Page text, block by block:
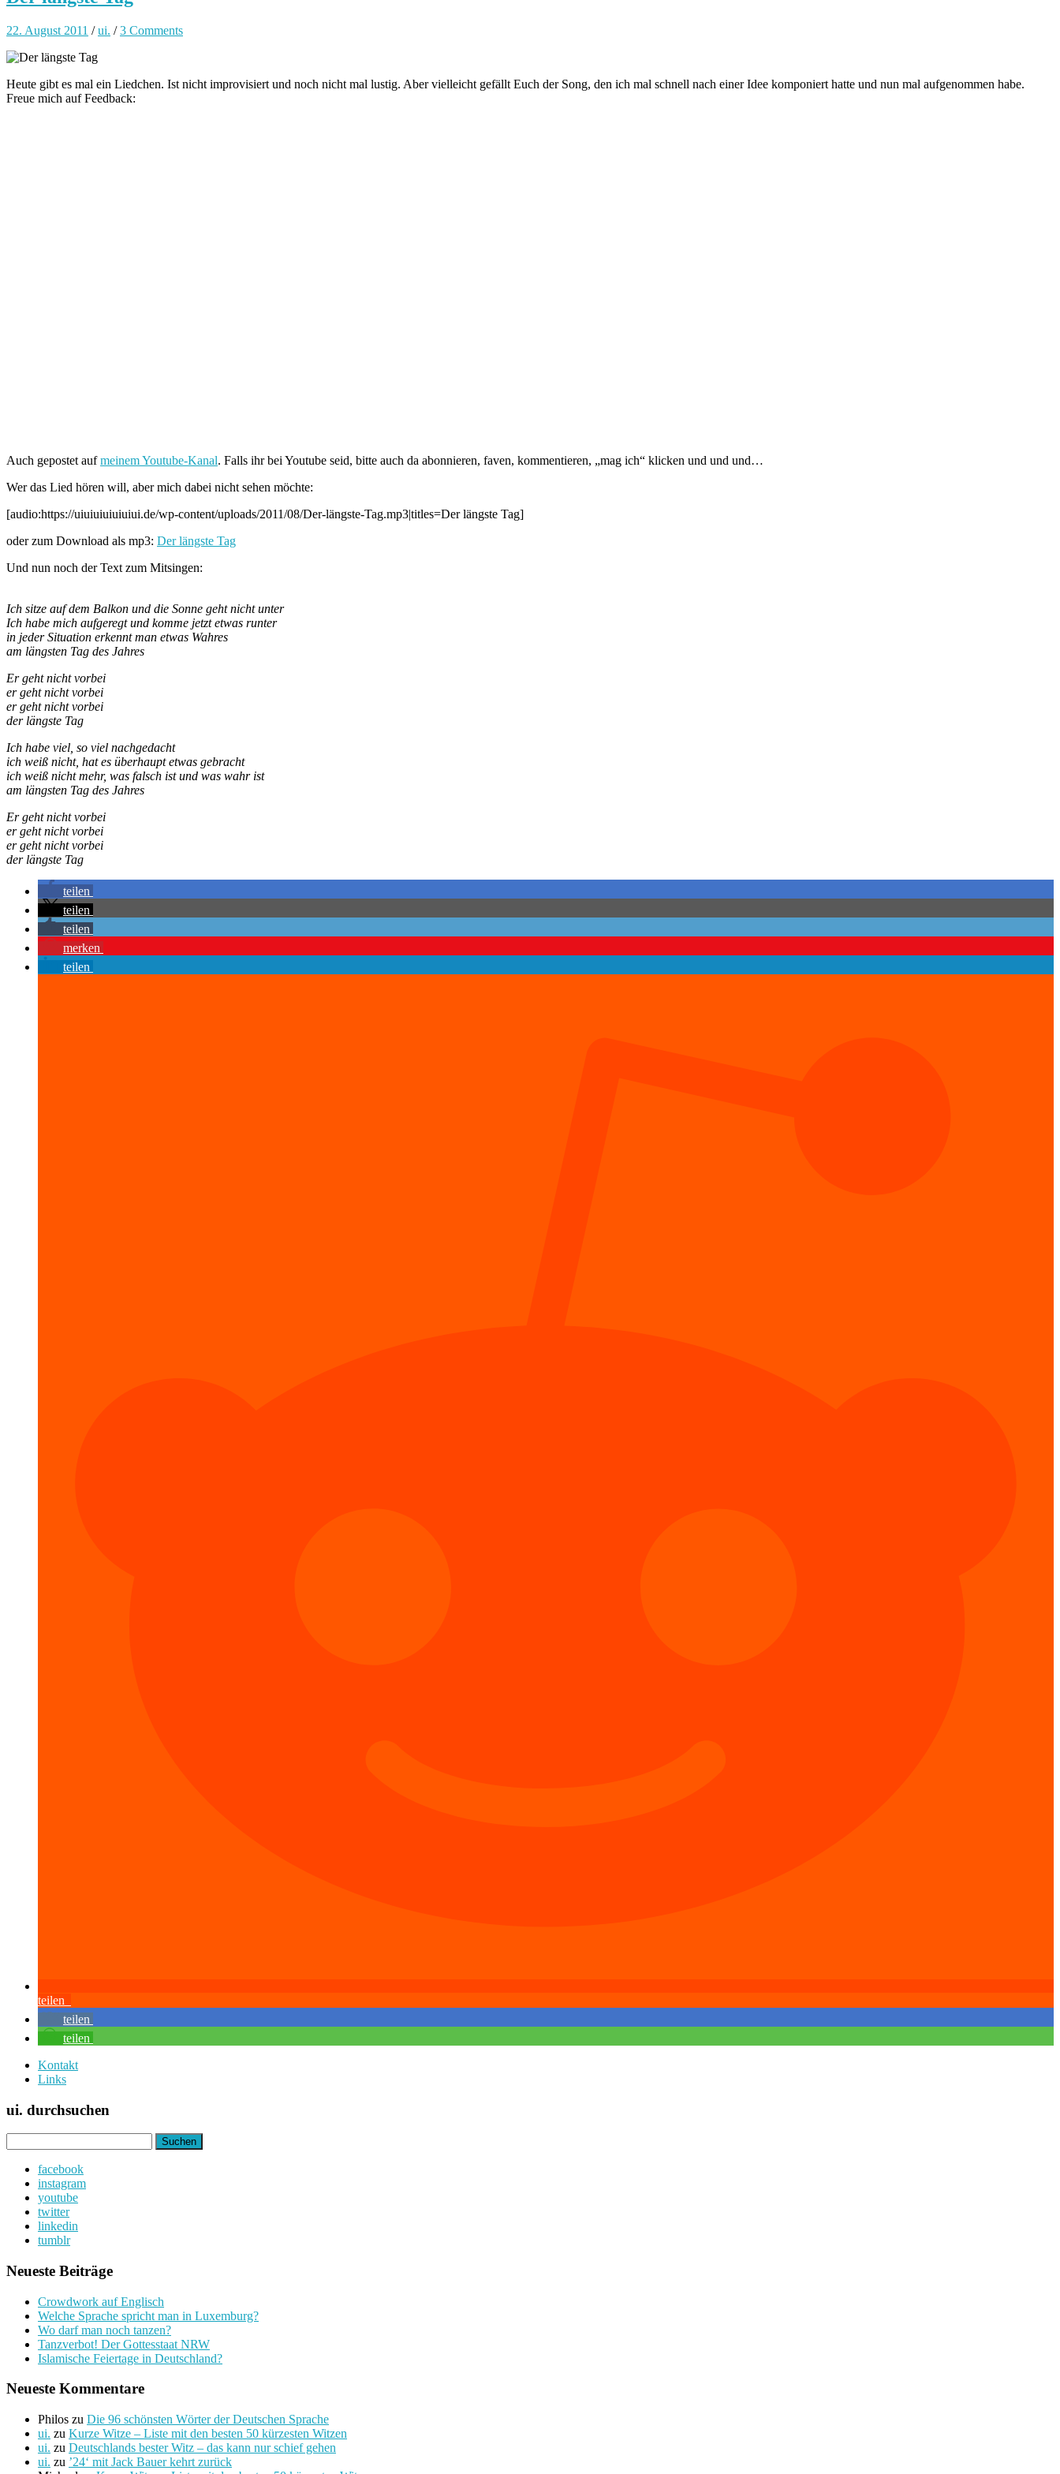
22. August 2011 /ui. /3 Comments
Heute gibt es mal ein Liedchen. Ist nicht improvisiert und noch nicht mal lustig. Aber vielleicht gefällt Euch der Song, den ich mal schnell nach einer Idee komponiert hatte und nun mal aufgenommen habe.
Freue mich auf Feedback:
Auch gepostet aufmeinem Youtube-Kanal. Falls ihr bei Youtube seid, bitte auch da abonnieren, faven, kommentieren, „mag ich“ klicken und und und…
Wer das Lied hören will, aber mich dabei nicht sehen möchte:
[audio:https://uiuiuiuiuiuiui.de/wp-content/uploads/2011/08/Der-längste-Tag.mp3|titles=Der längste Tag]
oder zum Download als mp3: Der längste Tag
Und nun noch der Text zum Mitsingen:
Ich sitze auf dem Balkon und die Sonne geht nicht unter
Ich habe mich aufgeregt und komme jetzt etwas runter
in jeder Situation erkennt man etwas Wahres
am längsten Tag des Jahres
Er geht nicht vorbei
er geht nicht vorbei
er geht nicht vorbei
der längste Tag
Ich habe viel, so viel nachgedacht
ich weiß nicht, hat es überhaupt etwas gebracht
ich weiß nicht mehr, was falsch ist und was wahr ist
am längsten Tag des Jahres
Er geht nicht vorbei
er geht nicht vorbei
er geht nicht vorbei
der längste Tag
teilen
teilen
teilen
merken
teilen
teilen
teilen
teilen
Kontakt
Links
ui. durchsuchen
nach:
facebook
instagram
youtube
twitter
linkedin
tumblr
Neueste Beiträge
Crowdwork auf Englisch
Welche Sprache spricht man in Luxemburg?
Wo darf man noch tanzen?
Tanzverbot! Der Gottesstaat NRW
Islamische Feiertage in Deutschland?
Neueste Kommentare
Philos zu Die 96 schönsten Wörter der Deutschen Sprache
ui. zu Kurze Witze – Liste mit den besten 50 kürzesten Witzen
ui. zu Deutschlands bester Witz – das kann nur schief gehen
ui. zu ’24‘ mit Jack Bauer kehrt zurück